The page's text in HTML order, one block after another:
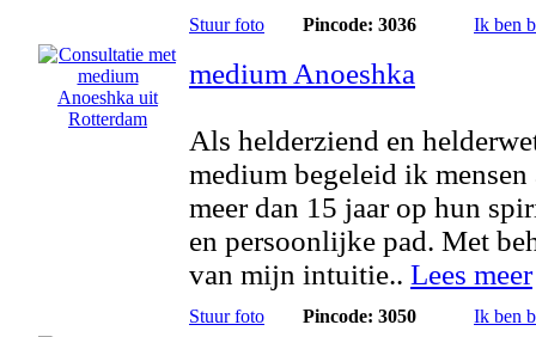
Stuur foto Pincode: 3036 Ik ben
medium Anoeshka
Als helderziend en
medium begeleid ik mensen
meer dan 15 jaar op hun
en persoonlijke pad. Met
van mijn intuitie.. Lees meer
Stuur foto Pincode: 3050 Ik ben